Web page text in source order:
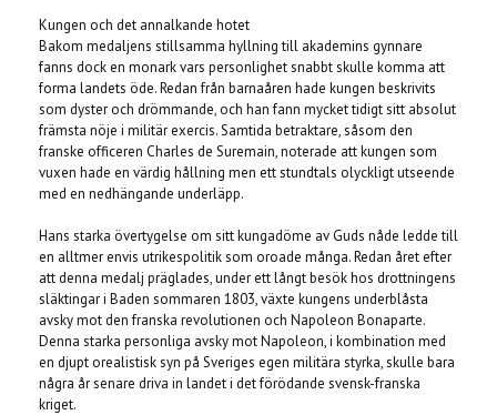
Kungen och det annalkande hotet
Bakom medaljens stillsamma hyllning till akademins gynnare
fanns dock en monark vars personlighet snabbt skulle komma att
forma landets öde. Redan från barnaåren hade kungen beskrivits
som dyster och drömmande, och han fann mycket tidigt sitt absolut
främsta nöje i militär exercis. Samtida betraktare, såsom den
franske officeren Charles de Suremain, noterade att kungen som
vuxen hade en värdig hållning men ett stundtals olyckligt utseende
med en nedhängande underläpp.
Hans starka övertygelse om sitt kungadöme av Guds nåde ledde till
en alltmer envis utrikespolitik som oroade många. Redan året efter
att denna medalj präglades, under ett långt besök hos drottningens
släktingar i Baden sommaren 1803, växte kungens underblåsta
avsky mot den franska revolutionen och Napoleon Bonaparte.
Denna starka personliga avsky mot Napoleon, i kombination med
en djupt orealistisk syn på Sveriges egen militära styrka, skulle bara
några år senare driva in landet i det förödande svensk-franska
kriget.